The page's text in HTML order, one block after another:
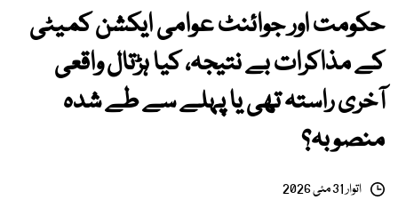
حکومت اور جوائنٹ عوامی ایکشن کمیٹی
کے مذاکرات بے نتیجہ، کیا ہڑتال واقعی
آخری راستہ تھی یا پہلے سے طے شدہ
منصوبہ؟
اتوار 31 مئی 2026